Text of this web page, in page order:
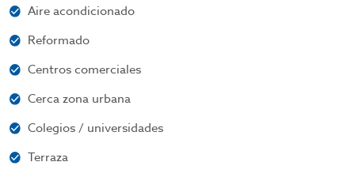
Aire acondicionado
Reformado
Centros comerciales
Cerca zona urbana
Colegios / universidades
Terraza